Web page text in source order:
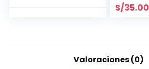
S/35.00
Valoraciones (0)